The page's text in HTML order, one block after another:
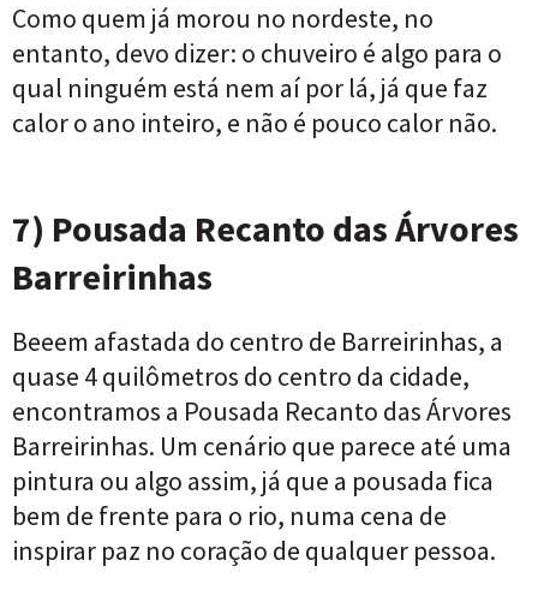
Como quem já morou no nordeste, no
entanto, devo dizer: o chuveiro é algo para o
qual ninguém está nem aí por lá, já que faz
calor o ano inteiro, e não é pouco calor não.
7) Pousada Recanto das Árvores
Barreirinhas
Beeem afastada do centro de Barreirinhas, a
quase 4 quilômetros do centro da cidade,
encontramos a Pousada Recanto das Árvores
Barreirinhas. Um cenário que parece até uma
pintura ou algo assim, já que a pousada fica
bem de frente para o rio, numa cena de
inspirar paz no coração de qualquer pessoa.